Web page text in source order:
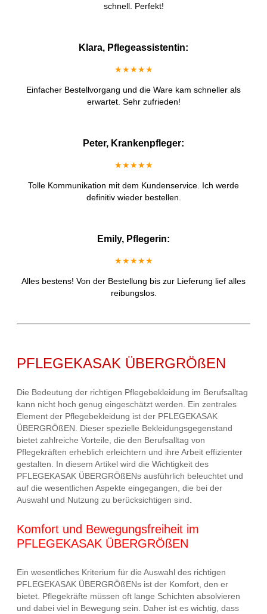
schnell. Perfekt!
Klara, Pflegeassistentin:
★★★★★
Einfacher Bestellvorgang und die Ware kam schneller als
erwartet. Sehr zufrieden!
Peter, Krankenpfleger:
★★★★★
Tolle Kommunikation mit dem Kundenservice. Ich werde
definitiv wieder bestellen.
Emily, Pflegerin:
★★★★★
Alles bestens! Von der Bestellung bis zur Lieferung lief alles
reibungslos.
PFLEGEKASAK ÜBERGRÖßEN
Die Bedeutung der richtigen Pflegebekleidung im Berufsalltag
kann nicht hoch genug eingeschätzt werden. Ein zentrales
Element der Pflegebekleidung ist der PFLEGEKASAK
ÜBERGRÖßEN. Dieser spezielle Bekleidungsgegenstand
bietet zahlreiche Vorteile, die den Berufsalltag von
Pflegekräften erheblich erleichtern und ihre Arbeit effizienter
gestalten. In diesem Artikel wird die Wichtigkeit des
PFLEGEKASAK ÜBERGRÖßENs ausführlich beleuchtet und
auf die wesentlichen Aspekte eingegangen, die bei der
Auswahl und Nutzung zu berücksichtigen sind.
Komfort und Bewegungsfreiheit im
PFLEGEKASAK ÜBERGRÖßEN
Ein wesentliches Kriterium für die Auswahl des richtigen
PFLEGEKASAK ÜBERGRÖßENs ist der Komfort, den er
bietet. Pflegekräfte müssen oft lange Schichten absolvieren
und dabei viel in Bewegung sein. Daher ist es wichtig, dass